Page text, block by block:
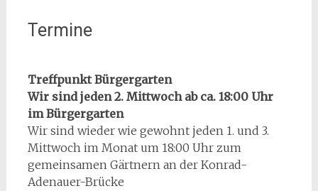
Termine
Treffpunkt Bürgergarten
Wir sind jeden 2. Mittwoch ab ca. 18:00 Uhr
im Bürgergarten
Wir sind wieder wie gewohnt jeden 1. und 3.
Mittwoch im Monat um 18:00 Uhr zum
gemeinsamen Gärtnern an der Konrad-
Adenauer-Brücke